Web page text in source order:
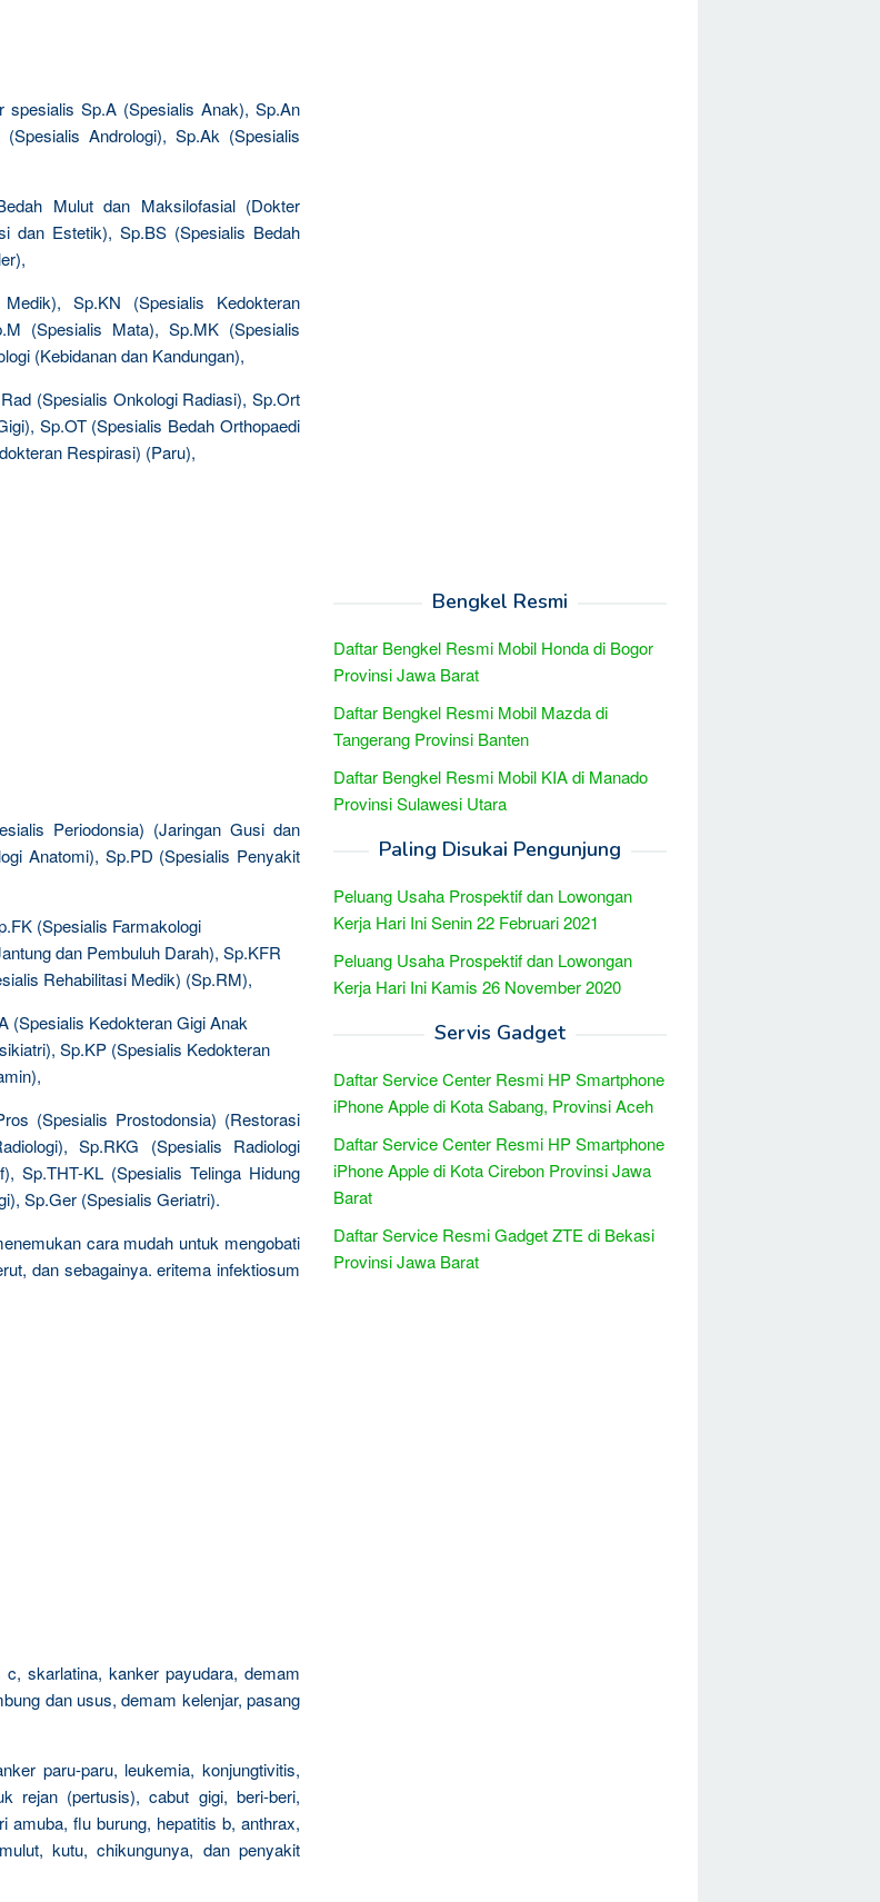
Sp.A (Spesialis Anak), Sp.An
Andrologi), Sp.Ak (Spesialis
Mulut dan Maksilofasial (Dokter
dan Estetik), Sp.BS (Spesialis Bedah
Sp.KN (Spesialis Kedokteran
(Spesialis Mata), Sp.MK (Spesialis
(Kebidanan dan Kandungan),
(Spesialis Onkologi Radiasi), Sp.Ort
Sp.OT (Spesialis Bedah Orthopaedi
Respirasi) (Paru),
Periodonsia) (Jaringan Gusi dan
Anatomi), Sp.PD (Spesialis Penyakit
(Spesialis Farmakologi
dan Pembuluh Darah), Sp.KFR
Rehabilitasi Medik) (Sp.RM),
(Spesialis Kedokteran Gigi Anak
Sp.KP (Spesialis Kedokteran
(Spesialis Prostodonsia) (Restorasi
Sp.RKG (Spesialis Radiologi
Sp.THT-KL (Spesialis Telinga Hidung
Sp.Ger (Spesialis Geriatri).
cara mudah untuk mengobati
dan sebagainya. eritema infektiosum
skarlatina, kanker payudara, demam
dan usus, demam kelenjar, pasang
paru-paru, leukemia, konjungtivitis,
rejan (pertusis), cabut gigi, beri-beri,
amuba, flu burung, hepatitis b, anthrax,
kutu, chikungunya, dan penyakit
Bengkel Resmi
Daftar Bengkel Resmi Mobil Honda di Bogor
Provinsi Jawa Barat
Daftar Bengkel Resmi Mobil Mazda di
Tangerang Provinsi Banten
Daftar Bengkel Resmi Mobil KIA di Manado
Provinsi Sulawesi Utara
Paling Disukai Pengunjung
Peluang Usaha Prospektif dan Lowongan
Kerja Hari Ini Senin 22 Februari 2021
Peluang Usaha Prospektif dan Lowongan
Kerja Hari Ini Kamis 26 November 2020
Servis Gadget
Daftar Service Center Resmi HP Smartphone
iPhone Apple di Kota Sabang, Provinsi Aceh
Daftar Service Center Resmi HP Smartphone
iPhone Apple di Kota Cirebon Provinsi Jawa
Barat
Daftar Service Resmi Gadget ZTE di Bekasi
Provinsi Jawa Barat